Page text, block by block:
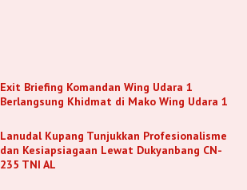
Exit Briefing Komandan Wing Udara 1
Berlangsung Khidmat di Mako Wing Udara 1
Lanudal Kupang Tunjukkan Profesionalisme
dan Kesiapsiagaan Lewat Dukyanbang CN-
235 TNI AL